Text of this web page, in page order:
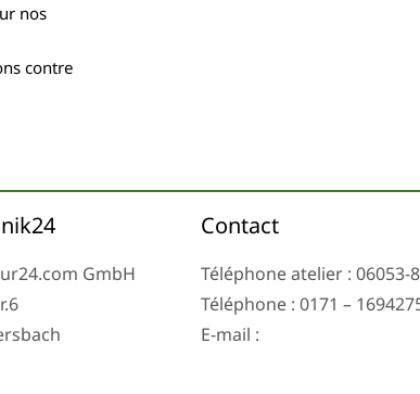
nos
contre
GmbH
Contact
Téléphone atelier : 06053-
Téléphone : 0171 –
E-mail :